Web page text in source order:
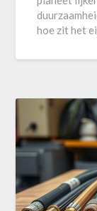
hoe zit het